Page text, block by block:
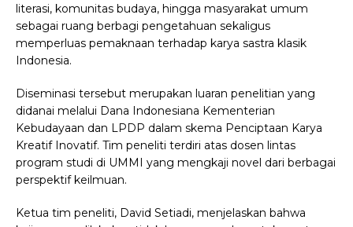
literasi, komunitas budaya, hingga masyarakat umum
sebagai ruang berbagi pengetahuan sekaligus
memperluas pemaknaan terhadap karya sastra klasik
Indonesia.
Diseminasi tersebut merupakan luaran penelitian yang
didanai melalui Dana Indonesiana Kementerian
Kebudayaan dan LPDP dalam skema Penciptaan Karya
Kreatif Inovatif. Tim peneliti terdiri atas dosen lintas
program studi di UMMI yang mengkaji novel dari berbagai
perspektif keilmuan.
Ketua tim peneliti, David Setiadi, menjelaskan bahwa